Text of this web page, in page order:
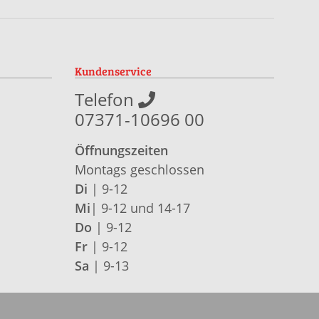
Kundenservice
Telefon
07371-10696 00
Öffnungszeiten
Montags geschlossen
Di | 9-12
Mi | 9-12 und 14-17
Do | 9-12
Fr| 9-12
Sa | 9-13